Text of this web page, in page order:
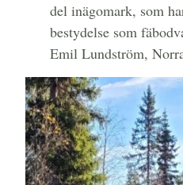
del inägomark, som
bestydelse som
Emil Lundström,